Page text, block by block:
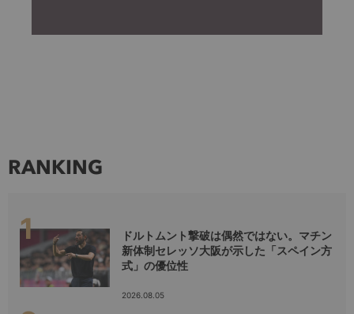
RANKING
ドルトムント撃破は偶然ではない。マチン
新体制セレッソ大阪が示した「スペイン方
式」の優位性
2026.08.05